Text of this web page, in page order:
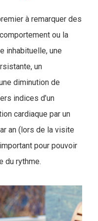
à remarquer des
ou la
inhabituelle, une
un
diminution de
indices d’un
cardiaque par un
an (lors de la visite
pour pouvoir
du rythme.